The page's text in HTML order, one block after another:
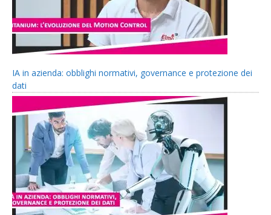
IA in azienda: obblighi normativi, governance e protezione dei
dati